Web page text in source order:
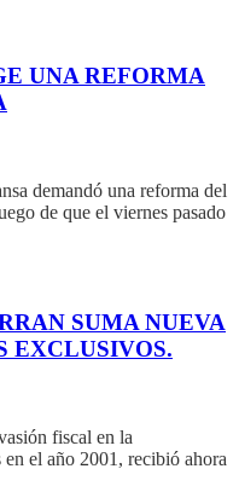
UNA REFORMA
demandó una reforma del
de que el viernes pasado
SUMA NUEVA
EXCLUSIVOS.
fiscal en la
el año 2001, recibió ahora